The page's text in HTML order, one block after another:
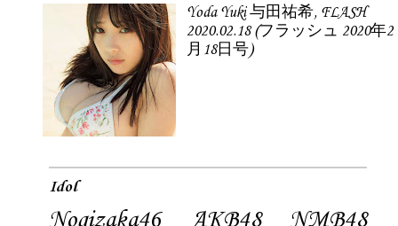
Yoda Yuki 与田祐希, FLASH
2020.02.18 (フラッシュ 2020年2
月18日号)
Idol